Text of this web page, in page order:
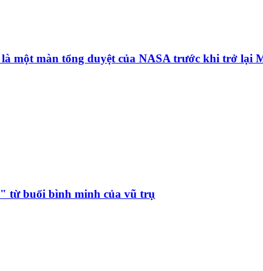
một màn tổng duyệt của NASA trước khi trở lại
từ buổi bình minh của vũ trụ